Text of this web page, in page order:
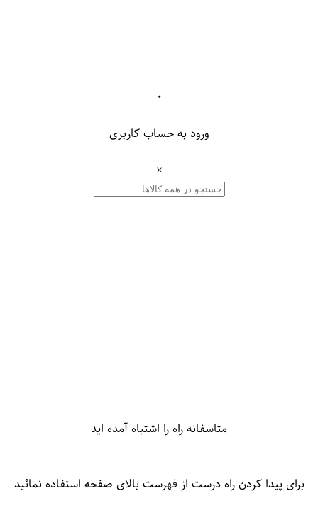
۰
ورود به حساب کاربری
×
متاسفانه راه را اشتباه آمده اید
برای پیدا کردن راه درست از فهرست بالای صفحه استفاده نمائید